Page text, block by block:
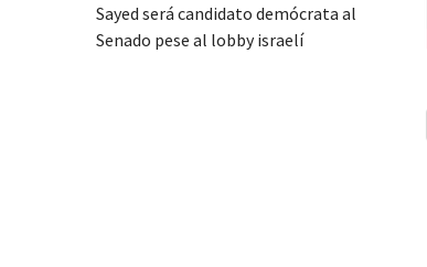
Sayed será candidato demócrata al
Senado pese al lobby israelí